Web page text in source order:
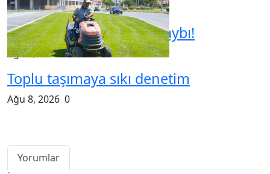
Facebook
Reklam
Hava Durumu